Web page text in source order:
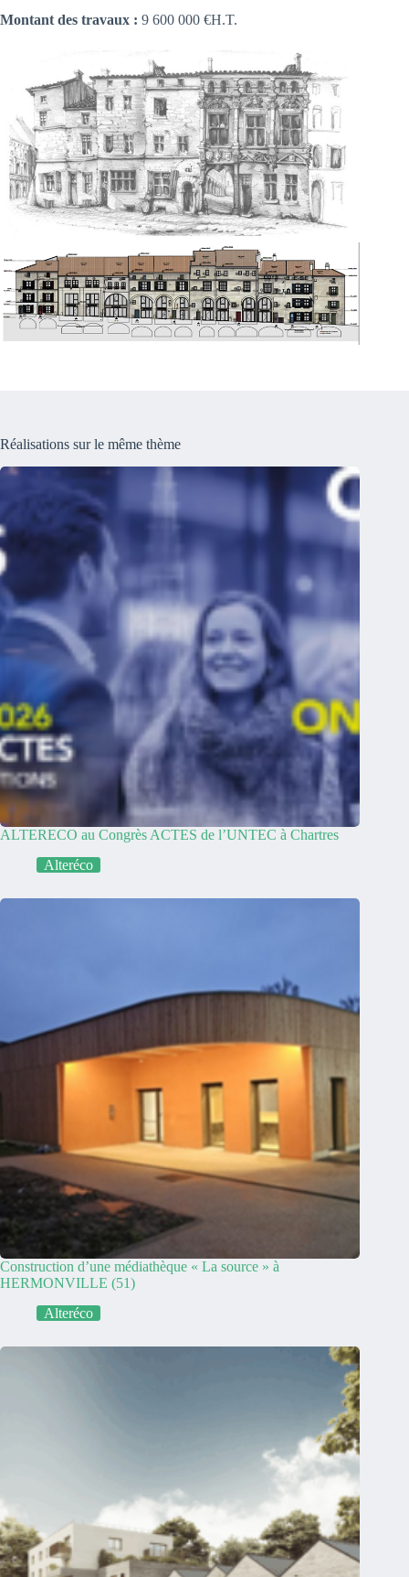
Montant des travaux : 9 600 000 €H.T.
Réalisations sur le même thème
ALTERECO au Congrès ACTES de l’UNTEC à Chartres
Alteréco
Construction d’une médiathèque « La source » à
HERMONVILLE (51)
Alteréco